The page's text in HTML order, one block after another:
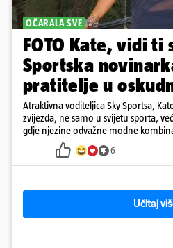
OČARALA SVE
FOTO Kate, vidi ti
Sportska
pratitelje u
Atraktivna voditeljica Sky Sportsa,
zvijezda, ne samo u svijetu sporta,
gdje njezine odvažne modne
6
Učitaj